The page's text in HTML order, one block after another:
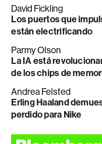
David Fickling
Los puertos que
están electrificando
Parmy Olson
La IA está
de los chips de
Andrea Felsted
Erling Haaland
perdido para Nike